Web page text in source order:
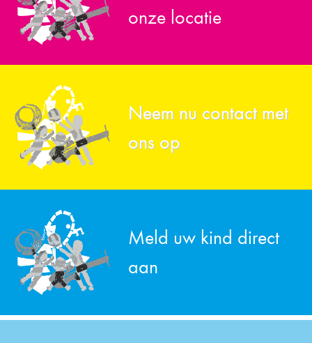
onze locatie
Neem nu contact met
ons op
Meld uw kind direct
aan